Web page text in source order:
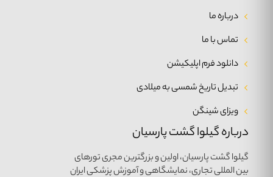
درباره گیلوا گشت پارسیان
گیلوا گشت پارسیان، اولین و بزرگترین مجری تورهای
بین المللی تجاری، نمایشگاهی و آموزش پزشکی ایران
درباره ما
تماس با ما
دانلود فرم اپلیکیشن
تبدیل تاریخ شمسی به میلادی
ویزای شینگن